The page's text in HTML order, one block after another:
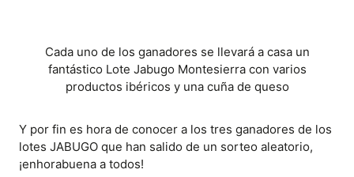
Cada uno de los ganadores se llevará a casa un
fantástico Lote Jabugo Montesierra con varios
productos ibéricos y una cuña de queso
Y por fin es hora de conocer a los tres ganadores de los
lotes JABUGO que han salido de un sorteo aleatorio,
¡enhorabuena a todos!